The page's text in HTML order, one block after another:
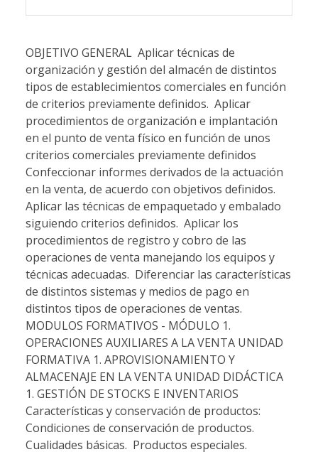
OBJETIVO GENERAL  Aplicar técnicas de organización y gestión del almacén de distintos tipos de establecimientos comerciales en función de criterios previamente definidos.  Aplicar procedimientos de organización e implantación en el punto de venta físico en función de unos criterios comerciales previamente definidos  Confeccionar informes derivados de la actuación en la venta, de acuerdo con objetivos definidos.  Aplicar las técnicas de empaquetado y embalado siguiendo criterios definidos.  Aplicar los procedimientos de registro y cobro de las operaciones de venta manejando los equipos y técnicas adecuadas.  Diferenciar las características de distintos sistemas y medios de pago en distintos tipos de operaciones de ventas. MODULOS FORMATIVOS - MÓDULO 1. OPERACIONES AUXILIARES A LA VENTA UNIDAD FORMATIVA 1. APROVISIONAMIENTO Y ALMACENAJE EN LA VENTA UNIDAD DIDÁCTICA 1. GESTIÓN DE STOCKS E INVENTARIOS Características y conservación de productos:  Condiciones de conservación de productos.  Cualidades básicas.  Productos especiales. Normativa aplicable.  Embalaje y conservación. Clasificación de stocks: Clasificación ABC. Rotación de Productos: Concepto.  Ruptura de Stocks: Repercusiones Comerciales  Stock de Seguridad: Concepto y Cálculo  Stock Óptimo: Concepto y Cálculo  Periodicidad y Métodos a Punto de Pedido Inventario:  Finalidad.  Principios y métodos de valoración de inventario: LIFO y FIFO.  Inventario físico y contable. La pérdida desconocida: concepto y causas. Gestión del aprovisionamiento:  Conceptos básicos. Entradas y salidas.  Fichas de almacén.  Registro de información: etiquetas de productos.  Codificación y trazabilidad. Control de inventarios:  Ratios de control de stock. Innovaciones tecnológicas:  Herramientas informáticas para la gestión del almacén: hardware y software. UNIDAD DIDÁCTICA 2. ALMACENAJE Y DISTRIBUCIÓN INTERNA DE PRODUCTOS El almacén: concepto y finalidad. Proceso organizativo del almacenamiento de productos:  Sistemas de almacenaje.  Bloques apilados.  Sistema convencional.  Sistema compacto.  Sistema dinámico. Criterios de almacenaje:  Tipos.  Ubicación.  Apilamiento  Ventajas e inconvenientes. Distribución interna y plano del almacén. Seguridad y prevención de riesgos en el almacén:  Actuación en caso de accidentes.  Medidas de seguridad e higiene.  Recomendaciones en el almacén comercial: Manual de seguridad. UNIDAD FORMATIVA 2. ANIMACIÓN Y PRESENTACIÓN DEL PRODUCTO EN EL PUNTO DE VENTA UNIDAD DIDÁCTICA 1. ORGANIZACIÓN DEL PUNTO DE VENTA Conceptos básicos de la organización y distribución de espacios comerciales: la implantación de productos. Criterios de implantación del producto:  Zonas: venta, exposición, circulación, almacenaje y caja.  Secciones y las familias de productos: categorías de productos Comportamiento del cliente en el punto de venta:  Entrada.  Circulación y recorrido.  Salida. Espacio comercial:  Pasillos,  Secciones y  Escaparate. Gestión del lineal:  Determinación del surtido: amplio, profundo, estructurado.  Promociones y productos gancho, productos líderes, productos de marca, productos estacionales y permanentes.  Facing: concepto.  Rotación de productos en el lineal: concepto y cálculo.  Reposición: concepto y repercusiones del desabastecimiento del lineal. Distribución de familias de artículos en el lineal. Orden y limpieza en el punto de venta. Normas de seguridad e higiene en el punto de venta. UNIDAD DIDÁCTICA 2. ANIMACIÓN